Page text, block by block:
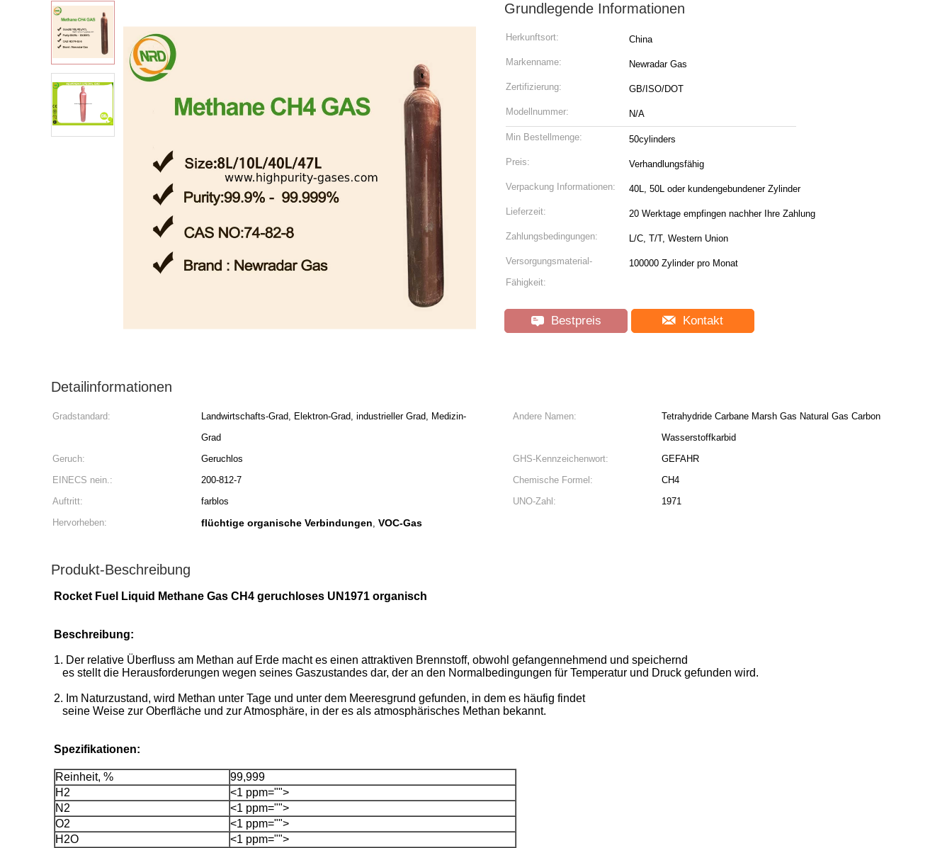
Grundlegende Informationen
Herkunftsort: China
Markenname: Newradar Gas
Zertifizierung: GB/ISO/DOT
Modellnummer: N/A
Min Bestellmenge: 50cylinders
Preis: Verhandlungsfähig
Verpackung Informationen: 40L, 50L oder kundengebundener Zylinder
Lieferzeit: 20 Werktage empfingen nachher Ihre Zahlung
Zahlungsbedingungen: L/C, T/T, Western Union
Versorgungsmaterial-
Fähigkeit:
100000 Zylinder pro Monat
Bestpreis Kontakt
Detailinformationen
Gradstandard:
Landwirtschafts-Grad, Elektron-Grad, industrieller Grad, Medizin-
Grad
Andere Namen:
Tetrahydride Carbane Marsh Gas Natural Gas Carbon
Wasserstoffkarbid
Geruch:
Geruchlos GHS-Kennzeichenwort:
GEFAHR
EINECS nein.:
200-812-7 Chemische Formel:
CH4
Auftritt:
farblos UNO-Zahl:
1971
Hervorheben:
flüchtige organische Verbindungen, VOC-Gas
Produkt-Beschreibung
Rocket Fuel Liquid Methane Gas CH4 geruchloses UN1971 organisch
Beschreibung:
1. Der relative Überfluss am Methan auf Erde macht es einen attraktiven Brennstoff, obwohl gefangennehmend und speichernd
es stellt die Herausforderungen wegen seines Gaszustandes dar, der an den Normalbedingungen für Temperatur und Druck gefunden wird.
2. Im Naturzustand, wird Methan unter Tage und unter dem Meeresgrund gefunden, in dem es häufig findet
seine Weise zur Oberfläche und zur Atmosphäre, in der es als atmosphärisches Methan bekannt.
Spezifikationen:
Reinheit, %
99,999
H2
<1 ppm="">
N2
<1 ppm="">
O2
<1 ppm="">
H2O
<1 ppm="">